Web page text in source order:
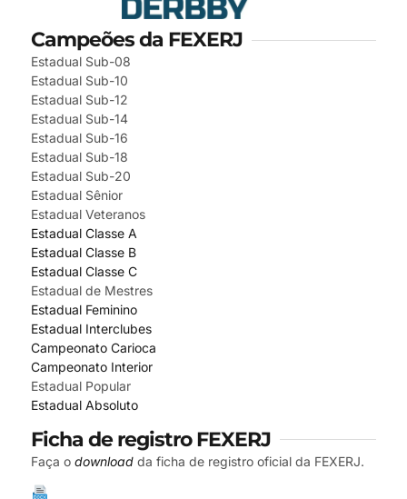
Campeões da FEXERJ
Estadual Sub-08
Estadual Sub-10
Estadual Sub-12
Estadual Sub-14
Estadual Sub-16
Estadual Sub-18
Estadual Sub-20
Estadual Sênior
Estadual Veteranos
Estadual Classe A
Estadual Classe B
Estadual Classe C
Estadual de Mestres
Estadual Feminino
Estadual Interclubes
Campeonato Carioca
Campeonato Interior
Estadual Popular
Estadual Absoluto
Ficha de registro FEXERJ
Faça o download da ficha de registro oficial da FEXERJ.